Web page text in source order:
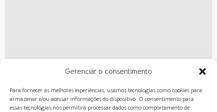
Gerenciar o consentimento
Para fornecer as melhores experiências, usamos tecnologias como cookies para
armazenar e/ou acessar informações do dispositivo. O consentimento para
essas tecnologias nos permitirá processar dados como comportamento de